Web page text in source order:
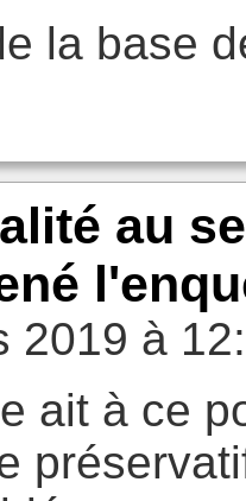
la base
au
2019 à
ait à ce